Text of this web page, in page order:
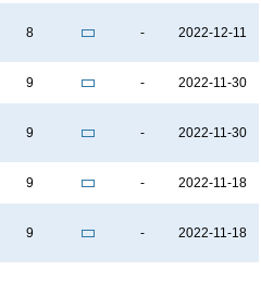
8 - 2022-12-11
9 - 2022-11-30
9 - 2022-11-30
9 - 2022-11-18
9 - 2022-11-18